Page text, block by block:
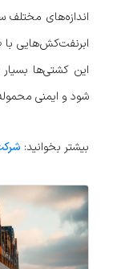
اندازه‌های
ابرنفت‌کش‌هایی
این کشتی‌ها
شود و ایمنی
بیشتر بخوانید: